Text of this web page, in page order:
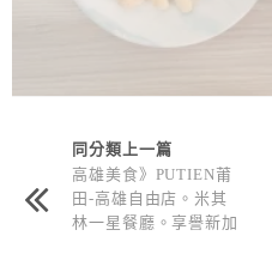
同分類上一篇
高雄美食》PUTIEN莆
田-高雄自由店。米其
林一星餐廳。享譽新加